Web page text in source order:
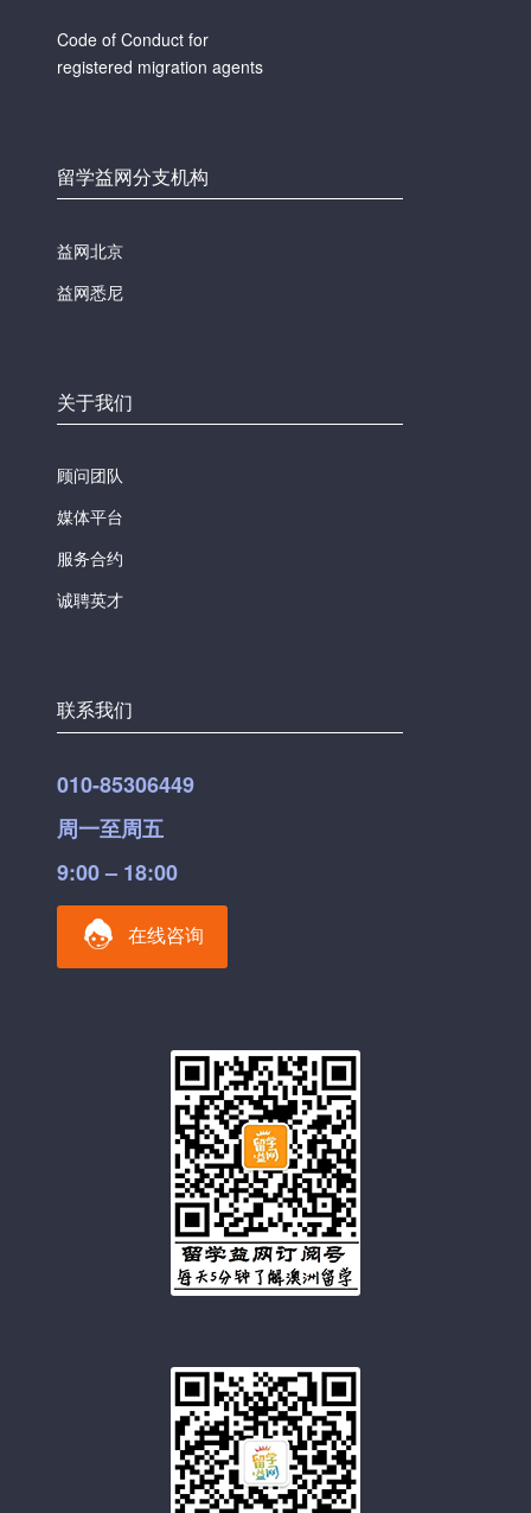
Code of Conduct for
registered migration agents
留学益网分支机构
益网北京
益网悉尼
关于我们
顾问团队
媒体平台
服务合约
诚聘英才
联系我们
010-85306449
周一至周五
9:00 – 18:00
在线咨询